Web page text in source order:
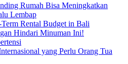
Rumah Bisa Meningkatkan
Lembap
Rental Budget in Bali
Hindari Minuman Ini!
yang Perlu Orang Tua